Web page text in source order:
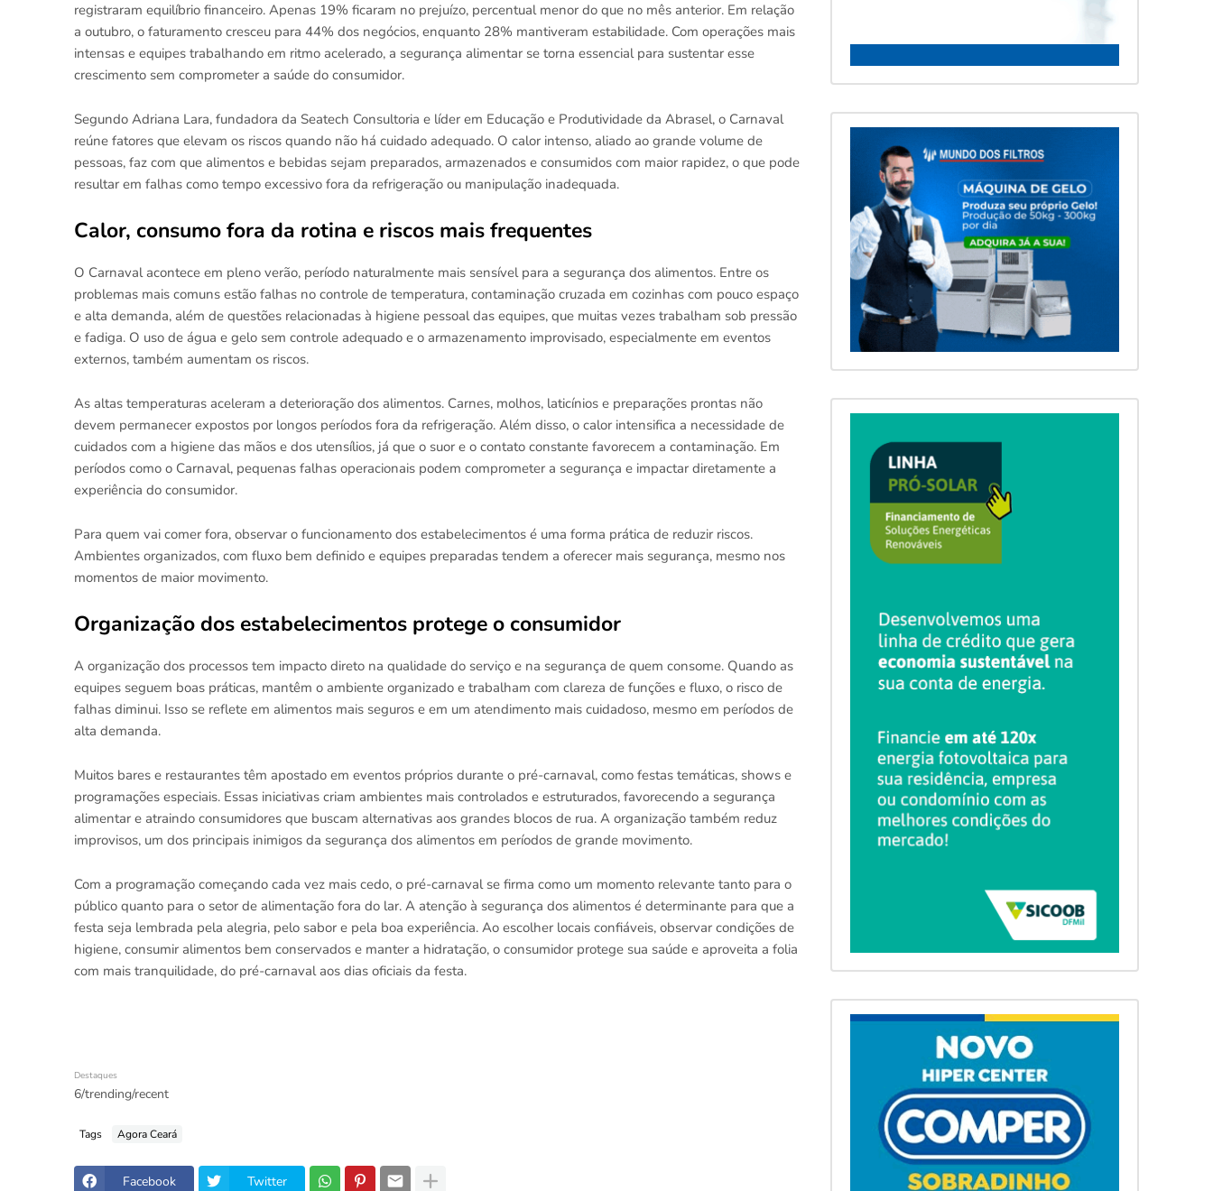
registraram equilíbrio financeiro. Apenas 19% ficaram no prejuízo, percentual menor do que no mês anterior. Em relação
a outubro, o faturamento cresceu para 44% dos negócios, enquanto 28% mantiveram estabilidade. Com operações mais
intensas e equipes trabalhando em ritmo acelerado, a segurança alimentar se torna essencial para sustentar esse
crescimento sem comprometer a saúde do consumidor.
Segundo Adriana Lara, fundadora da Seatech Consultoria e líder em Educação e Produtividade da Abrasel, o Carnaval
reúne fatores que elevam os riscos quando não há cuidado adequado. O calor intenso, aliado ao grande volume de
pessoas, faz com que alimentos e bebidas sejam preparados, armazenados e consumidos com maior rapidez, o que pode
resultar em falhas como tempo excessivo fora da refrigeração ou manipulação inadequada.
Calor, consumo fora da rotina e riscos mais frequentes
O Carnaval acontece em pleno verão, período naturalmente mais sensível para a segurança dos alimentos. Entre os
problemas mais comuns estão falhas no controle de temperatura, contaminação cruzada em cozinhas com pouco espaço
e alta demanda, além de questões relacionadas à higiene pessoal das equipes, que muitas vezes trabalham sob pressão
e fadiga. O uso de água e gelo sem controle adequado e o armazenamento improvisado, especialmente em eventos
externos, também aumentam os riscos.
As altas temperaturas aceleram a deterioração dos alimentos. Carnes, molhos, laticínios e preparações prontas não
devem permanecer expostos por longos períodos fora da refrigeração. Além disso, o calor intensifica a necessidade de
cuidados com a higiene das mãos e dos utensílios, já que o suor e o contato constante favorecem a contaminação. Em
períodos como o Carnaval, pequenas falhas operacionais podem comprometer a segurança e impactar diretamente a
experiência do consumidor.
Para quem vai comer fora, observar o funcionamento dos estabelecimentos é uma forma prática de reduzir riscos.
Ambientes organizados, com fluxo bem definido e equipes preparadas tendem a oferecer mais segurança, mesmo nos
momentos de maior movimento.
Organização dos estabelecimentos protege o consumidor
A organização dos processos tem impacto direto na qualidade do serviço e na segurança de quem consome. Quando as
equipes seguem boas práticas, mantêm o ambiente organizado e trabalham com clareza de funções e fluxo, o risco de
falhas diminui. Isso se reflete em alimentos mais seguros e em um atendimento mais cuidadoso, mesmo em períodos de
alta demanda.
Muitos bares e restaurantes têm apostado em eventos próprios durante o pré-carnaval, como festas temáticas, shows e
programações especiais. Essas iniciativas criam ambientes mais controlados e estruturados, favorecendo a segurança
alimentar e atraindo consumidores que buscam alternativas aos grandes blocos de rua. A organização também reduz
improvisos, um dos principais inimigos da segurança dos alimentos em períodos de grande movimento.
Com a programação começando cada vez mais cedo, o pré-carnaval se firma como um momento relevante tanto para o
público quanto para o setor de alimentação fora do lar. A atenção à segurança dos alimentos é determinante para que a
festa seja lembrada pela alegria, pelo sabor e pela boa experiência. Ao escolher locais confiáveis, observar condições de
higiene, consumir alimentos bem conservados e manter a hidratação, o consumidor protege sua saúde e aproveita a folia
com mais tranquilidade, do pré-carnaval aos dias oficiais da festa.
Destaques
6/trending/recent
Tags Agora Ceará
Facebook Twitter